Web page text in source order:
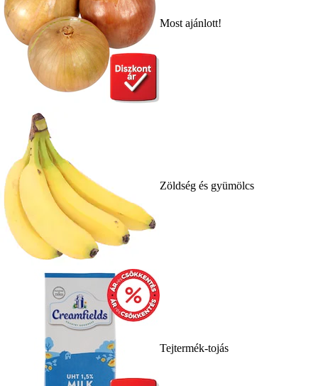
Most ajánlott!
Zöldség és gyümölcs
Tejtermék-tojás